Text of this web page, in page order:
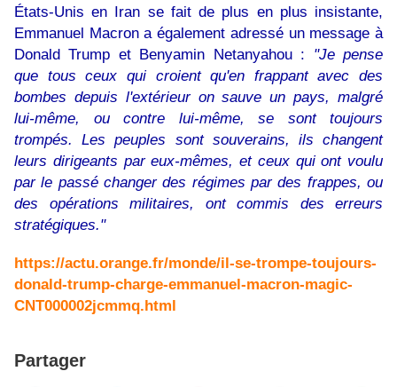
États-Unis en Iran se fait de plus en plus insistante,
Emmanuel Macron a également adressé un message à
Donald Trump et Benyamin Netanyahou : "Je pense
que tous ceux qui croient qu'en frappant avec des
bombes depuis l'extérieur on sauve un pays, malgré
lui-même, ou contre lui-même, se sont toujours
trompés. Les peuples sont souverains, ils changent
leurs dirigeants par eux-mêmes, et ceux qui ont voulu
par le passé changer des régimes par des frappes, ou
des opérations militaires, ont commis des erreurs
stratégiques."
https://actu.orange.fr/monde/il-se-trompe-toujours-
donald-trump-charge-emmanuel-macron-magic-
CNT000002jcmmq.html
Partager